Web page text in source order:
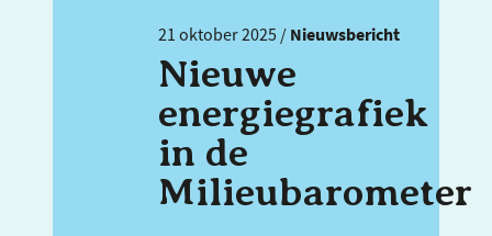
21 oktober 2025 / Nieuwsbericht
Nieuwe
energiegrafiek
in de
Milieubarometer